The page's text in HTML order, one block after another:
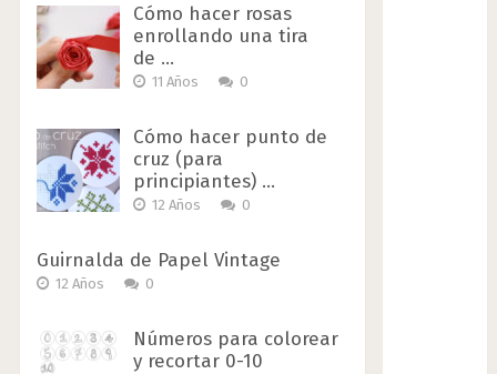
Cómo hacer rosas
enrollando una tira
de …
11 Años 0
Cómo hacer punto de
cruz (para
principiantes) …
12 Años 0
Guirnalda de Papel Vintage
12 Años 0
Números para colorear
y recortar 0-10